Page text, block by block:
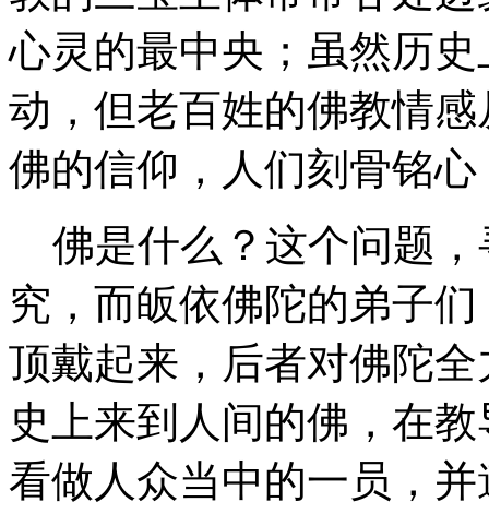
心灵的最中央；虽然历
动，但老百姓的佛教情
佛的信仰，人们刻骨铭
佛是什么？这个问题，
究，而皈依佛陀的弟子
顶戴起来，后者对佛陀
史上来到人间的佛，在
看做人众当中的一员，